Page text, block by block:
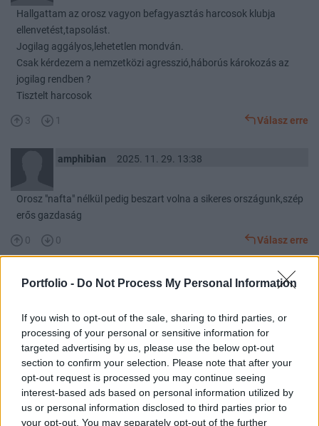
Portfolio - Do Not Process My Personal Information
If you wish to opt-out of the sale, sharing to third parties, or
processing of your personal or sensitive information for
targeted advertising by us, please use the below opt-out
section to confirm your selection. Please note that after your
opt-out request is processed you may continue seeing
interest-based ads based on personal information utilized by
us or personal information disclosed to third parties prior to
your opt-out. You may separately opt-out of the further
Hallgattam az orosz vagyon befagyasztás harcosok klubja
ellenvetést,tapsolást.
Jogilag aggályos,lehetetlen mondván.
Csak kérdezem a nemzetközi agresszió,háborús károkozás az
jogilag rendben ?
Tisztelt harcosok
3 1 Válasz erre
amphibian 2025. 11. 29. 13:38
Orosz "nafta" nélkül pedig beszart volna a sikeres országunk,szép
erős gazdaság
0 0 Válasz erre
amphibian 2025. 11. 29. 12:53
Orbán miért nevezte a budapestieket makacs népségnek és az
uniót ellenfélnek ?
Népség szó nagyon erős egy vezető szájából
0 0 Válasz erre
kenyeres2
2025. 11. 08. 11:40